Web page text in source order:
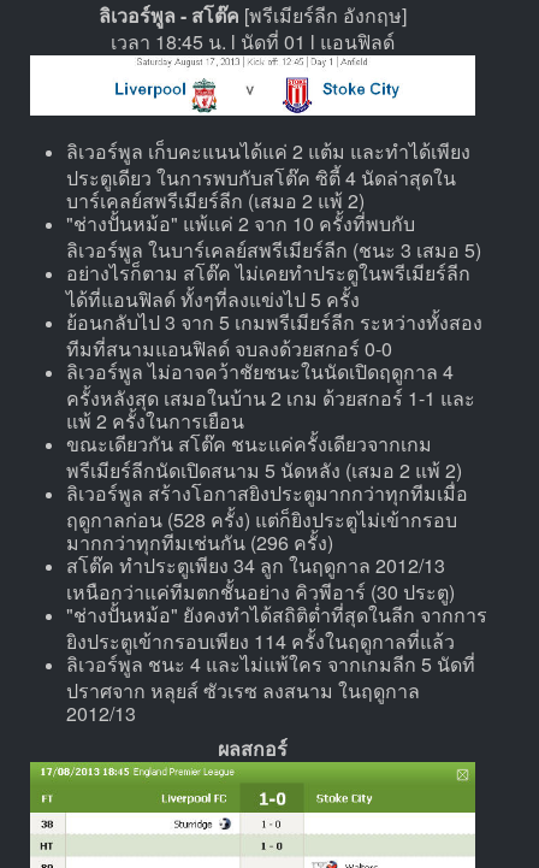
ลิเวอร์พูล - สโต๊ค [พรีเมียร์ลีก อังกฤษ]
เวลา 18:45 น. l นัดที่ 01 l แอนฟิลด์
ลิเวอร์พูล เก็บคะแนนได้แค่ 2 แต้ม และทำได้เพียง
ประตูเดียว ในการพบกับสโต๊ค ซิตี้ 4 นัดล่าสุดใน
บาร์เคลย์สพรีเมียร์ลีก (เสมอ 2 แพ้ 2)
"ช่างปั้นหม้อ" แพ้แค่ 2 จาก 10 ครั้งที่พบกับ
ลิเวอร์พูล ในบาร์เคลย์สพรีเมียร์ลีก (ชนะ 3 เสมอ 5)
อย่างไรก็ตาม สโต๊ค ไม่เคยทำประตูในพรีเมียร์ลีก
ได้ที่แอนฟิลด์ ทั้งๆที่ลงแข่งไป 5 ครั้ง
ย้อนกลับไป 3 จาก 5 เกมพรีเมียร์ลีก ระหว่างทั้งสอง
ทีมที่สนามแอนฟิลด์ จบลงด้วยสกอร์ 0-0
ลิเวอร์พูล ไม่อาจคว้าชัยชนะในนัดเปิดฤดูกาล 4
ครั้งหลังสุด เสมอในบ้าน 2 เกม ด้วยสกอร์ 1-1 และ
แพ้ 2 ครั้งในการเยือน
ขณะเดียวกัน สโต๊ค ชนะแค่ครั้งเดียวจากเกม
พรีเมียร์ลีกนัดเปิดสนาม 5 นัดหลัง (เสมอ 2 แพ้ 2)
ลิเวอร์พูล สร้างโอกาสยิงประตูมากกว่าทุกทีมเมื่อ
ฤดูกาลก่อน (528 ครั้ง) แต่ก็ยิงประตูไม่เข้ากรอบ
มากกว่าทุกทีมเช่นกัน (296 ครั้ง)
สโต๊ค ทำประตูเพียง 34 ลูก ในฤดูกาล 2012/13
เหนือกว่าแค่ทีมตกชั้นอย่าง คิวพีอาร์ (30 ประตู)
"ช่างปั้นหม้อ" ยังคงทำได้สถิติต่ำที่สุดในลีก จากการ
ยิงประตูเข้ากรอบเพียง 114 ครั้งในฤดูกาลที่แล้ว
ลิเวอร์พูล ชนะ 4 และไม่แพ้ใคร จากเกมลีก 5 นัดที่
ปราศจาก หลุยส์ ซัวเรซ ลงสนาม ในฤดูกาล
2012/13
ผลสกอร์